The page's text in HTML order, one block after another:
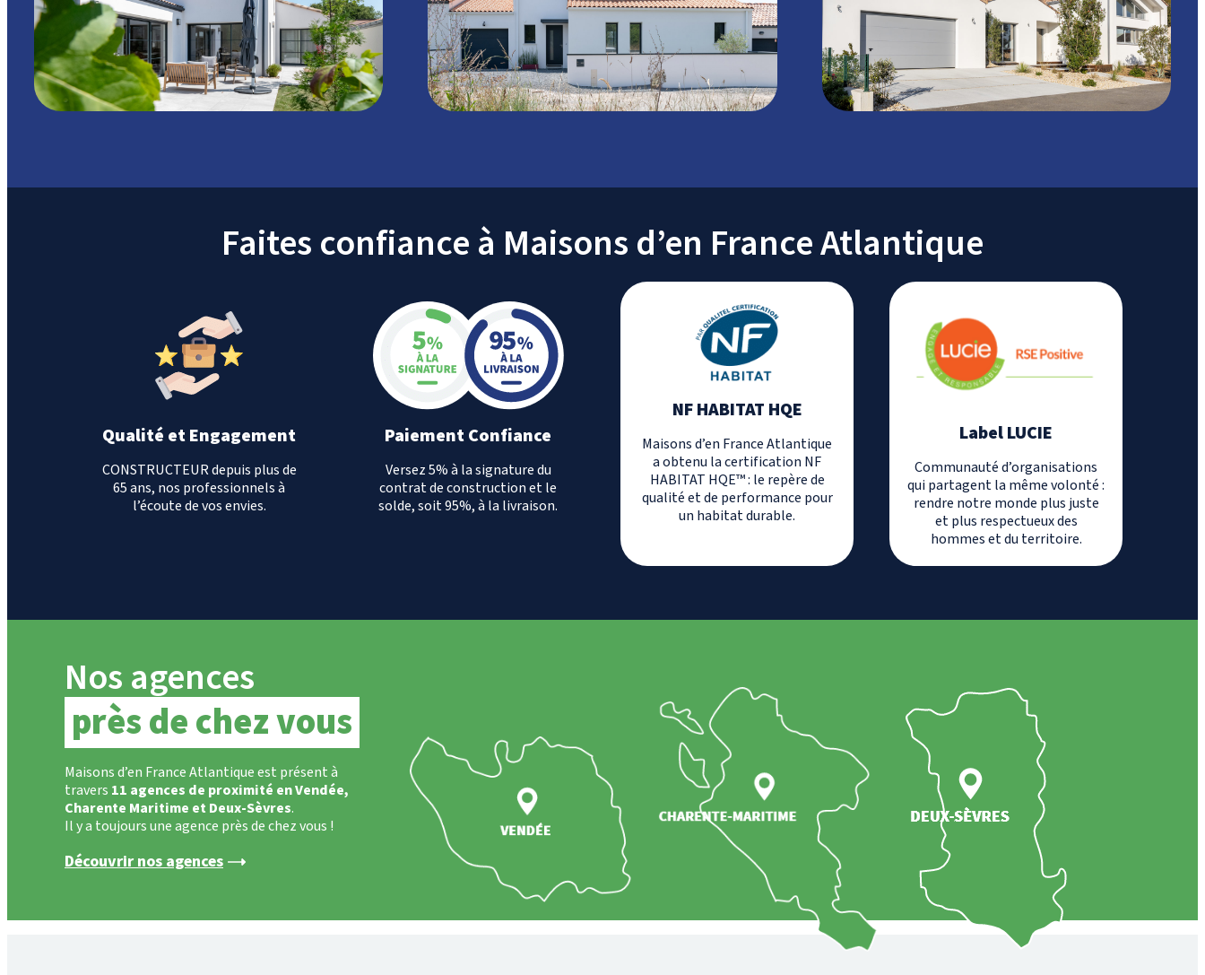
Faites confiance à Maisons d’en France Atlantique
Qualité et Engagement
CONSTRUCTEUR depuis plus de
65 ans, nos professionnels à
l’écoute de vos envies.
Paiement Confiance
Versez 5% à la signature du
contrat de construction et le
solde, soit 95%, à la livraison.
NF HABITAT HQE
Maisons d’en France Atlantique
a obtenu la certification NF
HABITAT HQE™ : le repère de
qualité et de performance pour
un habitat durable.
Label LUCIE
Communauté d’organisations
qui partagent la même volonté :
rendre notre monde plus juste
et plus respectueux des
hommes et du territoire.
Nos agences
près de chez vous
Maisons d’en France Atlantique est présent à
travers 11 agences de proximité en Vendée,
Charente Maritime et Deux-Sèvres.
Il y a toujours une agence près de chez vous !
Découvrir nos agences